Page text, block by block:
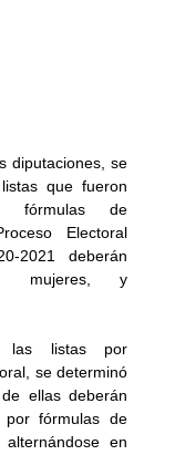
diputaciones, se
que fueron
fórmulas de
Electoral
2021 deberán
mujeres, y
listas por
se determinó
ellas deberán
por fórmulas de
en